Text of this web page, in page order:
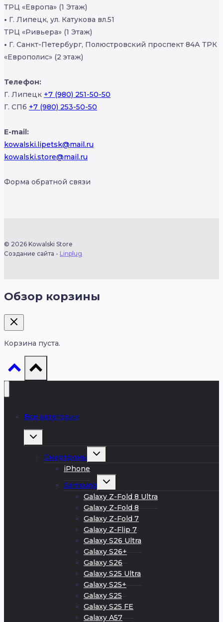
ТРЦ «Европа» (1 Этаж)
• Г. Липецк, ул. Катукова вл.51
ТРЦ «Ривьера» (1 Этаж)
• Г. Санкт-Петербург, Полюстровский проспект 84А ТРК
«Европолис» (2 этаж)
Телефон:
Г. Липецк +7 (980) 251-50-50
Г. СПб +7 (980) 253-50-50
E-mail:
kowalski.lipetsk@mail.ru
kowalski.store@mail.ru
Форма обратной связи
© 2026 Kowalski Store
Создание сайта - Linplug
Обзор корзины
Корзина пуста.
Все категории
Развернуть
Смартфоны
Развернуть
iPhone
Samsung
Развернуть
меню
Galaxy Z-Fold 8 Ultra
Galaxy Z-Fold 8
Galaxy Z-Fold 7
Galaxy Z-Flip 7
Galaxy S26 Ultra
Galaxy S26+
Galaxy S26
Galaxy S25 Ultra
Galaxy S25+
Galaxy S25
Galaxy S25 FE
Galaxy A57